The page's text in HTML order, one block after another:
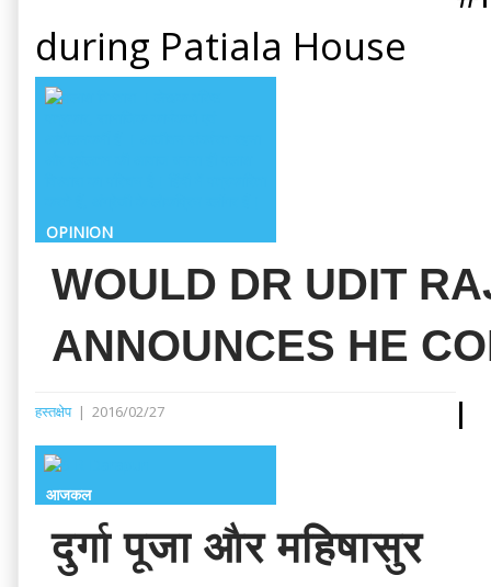
during Patiala House
OPINION
WOULD DR UDIT
ANNOUNCES HE
हस्तक्षेप | 2016/02/27 I
आजकल
दुर्गा पूजा और महिषासुर